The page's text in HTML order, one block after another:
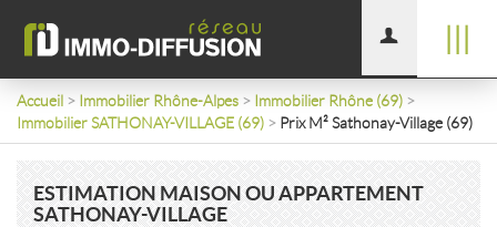
Accueil > Immobilier Rhône-Alpes > Immobilier Rhône (69) >
Immobilier SATHONAY-VILLAGE (69) > Prix M² Sathonay-Village (69)
ESTIMATION MAISON OU APPARTEMENT
SATHONAY-VILLAGE